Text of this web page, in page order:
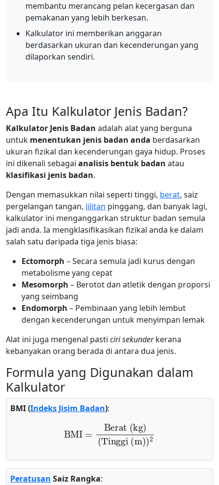
membantu merancang pelan kecergasan dan
pemakanan yang lebih berkesan.
Kalkulator ini memberikan anggaran
berdasarkan ukuran dan kecenderungan yang
dilaporkan sendiri.
Apa Itu Kalkulator Jenis Badan?
Kalkulator Jenis Badan adalah alat yang berguna
untuk menentukan jenis badan anda berdasarkan
ukuran fizikal dan kecenderungan gaya hidup. Proses
ini dikenali sebagai analisis bentuk badan atau
klasifikasi jenis badan.
Dengan memasukkan nilai seperti tinggi, berat, saiz
pergelangan tangan, lilitan pinggang, dan banyak lagi,
kalkulator ini menganggarkan struktur badan semula
jadi anda. Ia mengklasifikasikan fizikal anda ke dalam
salah satu daripada tiga jenis biasa:
Ectomorph – Secara semula jadi kurus dengan
metabolisme yang cepat
Mesomorph – Berotot dan atletik dengan proporsi
yang seimbang
Endomorph – Pembinaan yang lebih lembut
dengan kecenderungan untuk menyimpan lemak
Alat ini juga mengenal pasti ciri sekunderkerana
kebanyakan orang berada di antara dua jenis.
Formula yang Digunakan dalam
Kalkulator
BMI (Indeks Jisim Badan):
Berat (kg)(Tinggi (m)
Peratusan Saiz Rangka: